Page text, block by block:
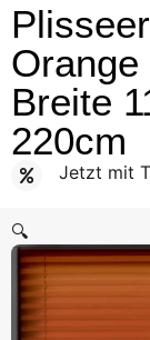
Breite
220cm
Jetzt mit
🔍